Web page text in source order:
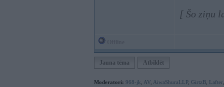
[ Šo ziņu
Jauna tēma Atbildēt
Moderatori: 968-jk AV AiwaShuraLLP, GirtzB Lafter